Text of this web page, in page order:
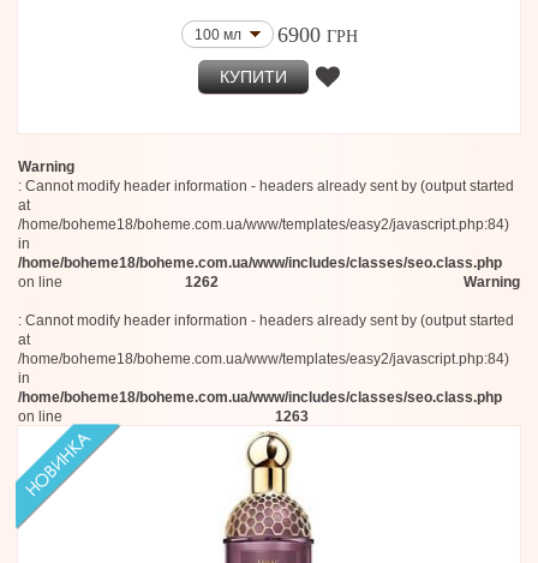
100 мл 6900 ГРН
КУПИТИ
Warning
: Cannot modify header information - headers already sent by (output started
at
/home/boheme18/boheme.com.ua/www/templates/easy2/javascript.php:84)
in
/home/boheme18/boheme.com.ua/www/includes/classes/seo.class.php
on line
1262 Warning
: Cannot modify header information - headers already sent by (output started
at
/home/boheme18/boheme.com.ua/www/templates/easy2/javascript.php:84)
in
/home/boheme18/boheme.com.ua/www/includes/classes/seo.class.php
on line
1263